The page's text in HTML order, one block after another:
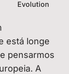
Evolution
está longe
pensarmos
A